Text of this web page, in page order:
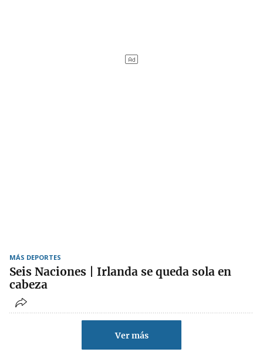
MÁS DEPORTES
Seis Naciones | Irlanda se queda sola en
cabeza
Ver más